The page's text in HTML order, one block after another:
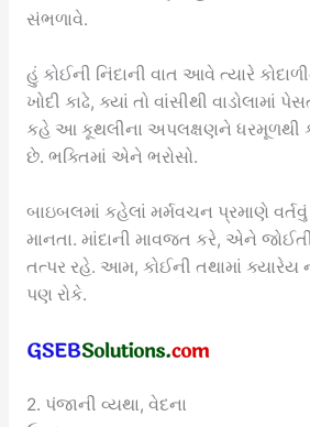
સંભળાવે.
હું કોઈની નિંદાની વાત આવે ત્યારે
ખોદી કાઢે, ક્યાં તો વાંસીથી વાડોલામાં
કહે આ કૂથલીના અપલક્ષણને ધરમૂળથી
છે. ભક્તિમાં એને ભરોસો.
બાઇબલમાં કહેલાં મર્મવચન પ્રમાણે
માનતા. માંદાની માવજત કરે, એને
તત્પર રહે. આમ, કોઈની તથામાં
પણ રોકે.
2. પંજાની વ્યથા, વેદના